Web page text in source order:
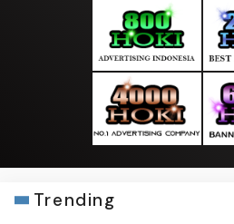
Trending